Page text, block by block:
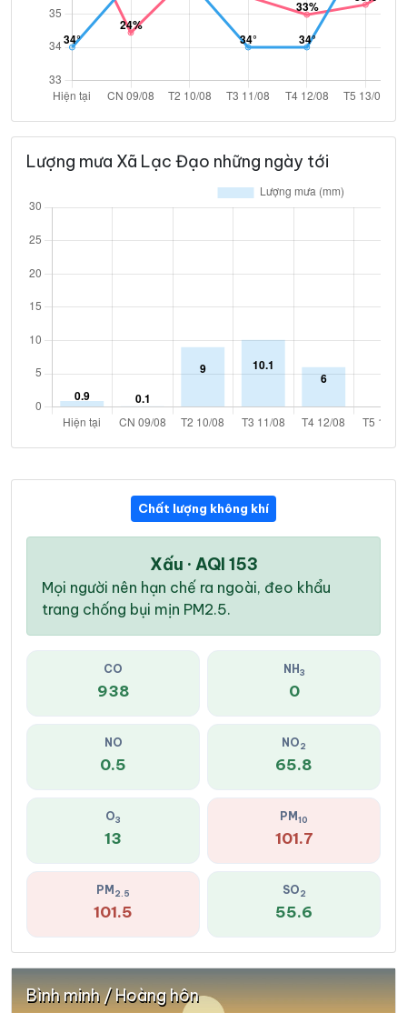
Lượng mưa Xã Lạc Đạo những ngày tới
Chất lượng không khí
Xấu · AQI 153
Mọi người nên hạn chế ra ngoài, đeo khẩu
trang chống bụi mịn PM2.5.
CO
938
NH 3
0
NO
0.5
NO2
65.8
O3
13
PM10
101.7
PM 2.5
101.5
SO2
55.6
Bình minh / Hoàng hôn